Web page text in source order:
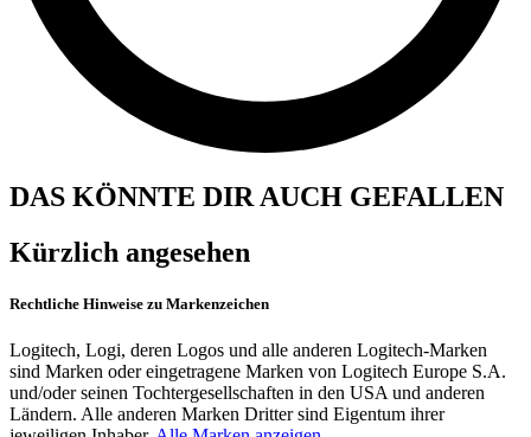
DAS KÖNNTE DIR AUCH GEFALLEN
Kürzlich angesehen
Rechtliche Hinweise zu Markenzeichen
Logitech, Logi, deren Logos und alle anderen Logitech-Marken
sind Marken oder eingetragene Marken von Logitech Europe S.A.
und/oder seinen Tochtergesellschaften in den USA und anderen
Ländern. Alle anderen Marken Dritter sind Eigentum ihrer